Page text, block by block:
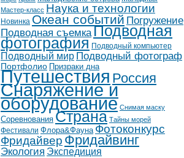
Мастер-класс Наука и технологии
Новинка Океан событий Погружение
Подводная съемкаПодводная
фотография Подводный компьютер
Подводный мир Подводный фотограф
Портфолио Призраки дна
Путешествия Россия
Снаряжение и
оборудование Снимая маску
Соревнования Страна Тайны морей
Фестивали Флора&Фауна Фотоконкурс
Фридайвер Фридайвинг
Экология Экспедиция